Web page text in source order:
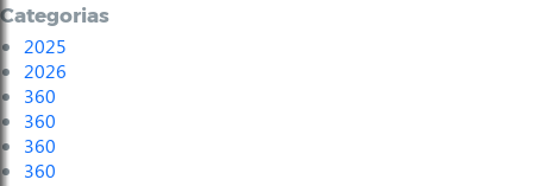
Categorias
2025
2026
360
360
360
360